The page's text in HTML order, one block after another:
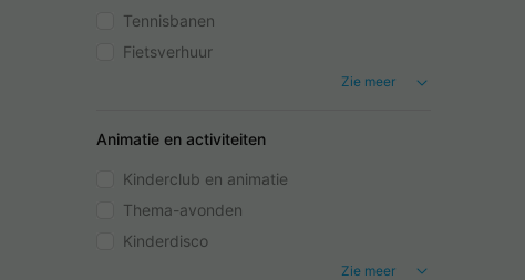
Tennisbanen
Fietsverhuur
Zie meer
Animatie en activiteiten
Kinderclub en animatie
Thema-avonden
Kinderdisco
Zie meer